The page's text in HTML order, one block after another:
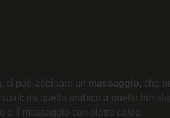
, si può abbinare un massaggio, che
da quello arabico a quello
e il massaggio con pietre calde.